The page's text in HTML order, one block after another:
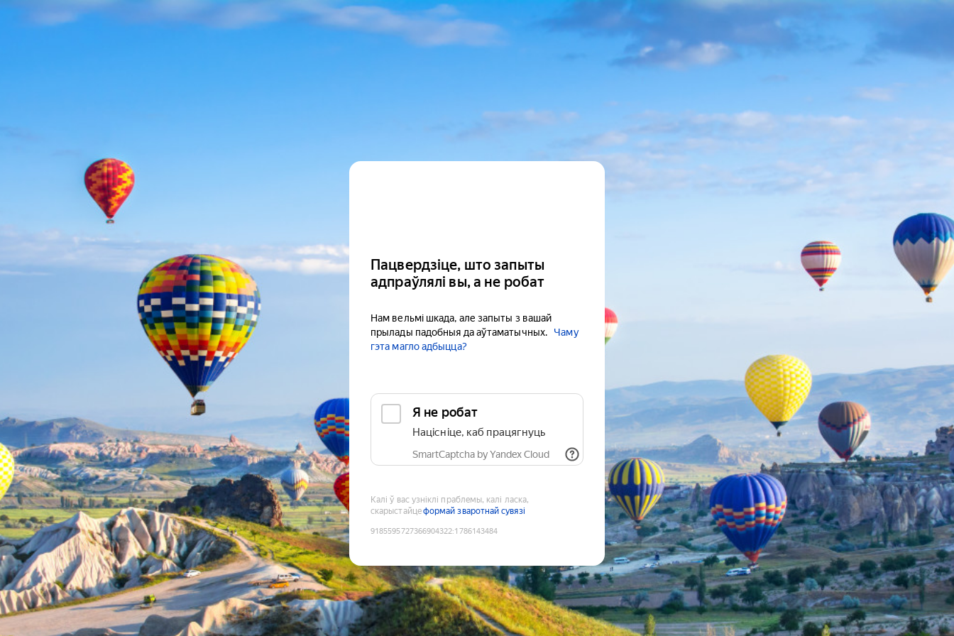
Пацвердзіце, што запыты
адпраўлялі вы, а не робат
Нам вельмі шкада, але запыты з вашай
прылады падобныя да аўтаматычных.
Чаму
гэта магло адбыцца?
Я не робат
Націсніце, каб працягнуць
SmartCaptcha by Yandex Cloud
Калі ў вас узніклі праблемы, калі ласка,
скарыстайцеформай зваротнай сувязі
9185595727366904322:1786143484